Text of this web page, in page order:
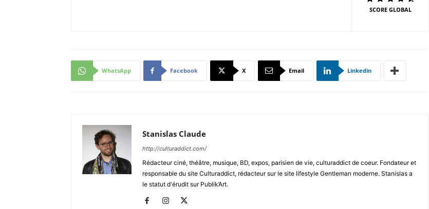
SCORE GLOBAL
WhatsApp Facebook X Email Linkedin
Stanislas Claude
http://culturaddict.com/
Rédacteur ciné, théâtre, musique, BD, expos, parisien de vie, culturaddict de coeur. Fondateur et
responsable du site Culturaddict, rédacteur sur le site lifestyle Gentleman moderne. Stanislas a
le statut d'érudit sur Publik’Art.